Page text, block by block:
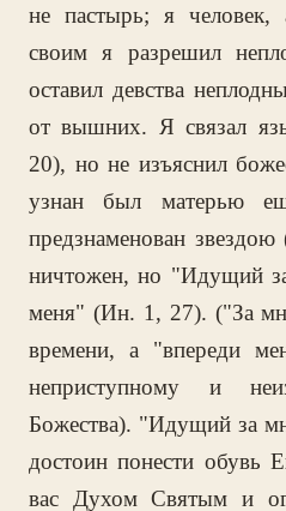
не пастырь; я
своим я разрешил
оставил девства
от вышних. Я связал
20), но не изъяснил
узнан был матерью
предзнаменован
ничтожен, но "Идущий
меня" (Ин. 1, 27). ("За
времени, а "впереди
неприступному и
Божества). "Идущий за
достоин понести обувь
вас Духом Святым и